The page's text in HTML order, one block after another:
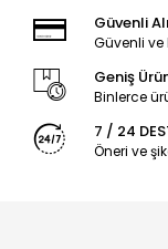
Güvenli
Güvenli
Geniş
Binlerce
7 / 24
Öneri ve